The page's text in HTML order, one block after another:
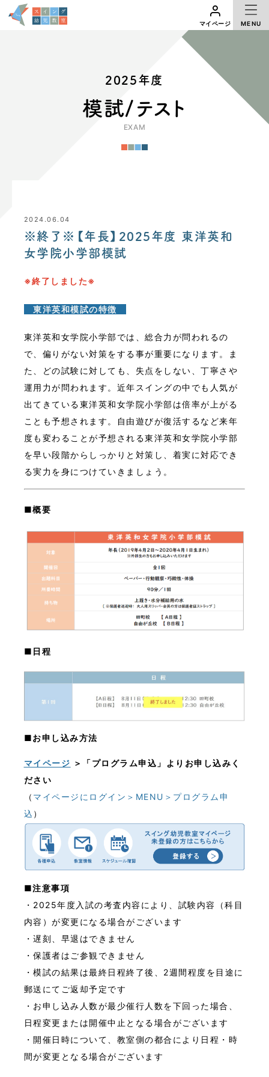
イページ マイページ MENU
2025年度
模試/テスト
EXAM
2024.06.04
※終了※【年長】2025年度 東洋英和
女学院小学部模試
※終了しました※
東洋英和模試の特徴
東洋英和女学院小学部では、総合力が問われるの
で、偏りがない対策をする事が重要になります。ま
た、どの試験に対しても、失点をしない、丁寧さや
運用力が問われます。近年スイングの中でも人気が
出てきている東洋英和女学院小学部は倍率が上がる
ことも予想されます。自由遊びが復活するなど来年
度も変わることが予想される東洋英和女学院小学部
を早い段階からしっかりと対策し、着実に対応でき
る実力を身につけていきましょう。
■概要
■日程
■お申し込み方法
マイページ ＞「プログラム申込」よりお申し込みく
ださい
（ マイページにログイン＞MENU＞プログラム申
込 ）
■注意事項
・2025年度入試の考査内容により、試験内容（科目
内容）が変更になる場合がございます
・遅刻、早退はできません
・保護者はご参観できません
・模試の結果は最終日程終了後、2週間程度を目途に
郵送にてご返却予定です
・お申し込み人数が最少催行人数を下回った場合、
日程変更または開催中止となる場合がございます
・開催日時について、教室側の都合により日程・時
間が変更となる場合がございます